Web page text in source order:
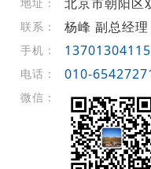
地址：
联系： 杨峰 副总经理
手机： 13701304115
电话： 010-
微信：